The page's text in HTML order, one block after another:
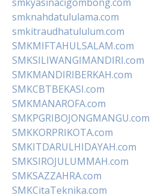
smknahdatululama.com
smkitraudhatululum.com
SMKMIFTAHULSALAM.com
SMKSILIWANGIMANDIRI.com
SMKMANDIRIBERKAH.com
SMKCBTBEKASI.com
SMKMANAROFA.com
SMKPGRIBOJONGMANGU.com
SMKKORPRIKOTA.com
SMKITDARULHIDAYAH.com
SMKSIROJULUMMAH.com
SMKSAZZAHRA.com
SMKCitaTeknika.com